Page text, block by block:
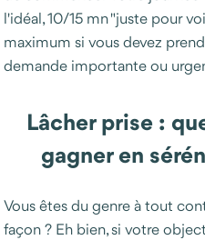
l'idéal, 10/15 mn "juste pour
maximum si vous devez
demande importante ou
Lâcher prise :
gagner en
Vous êtes du genre à tout
façon ? Eh bien, si votre